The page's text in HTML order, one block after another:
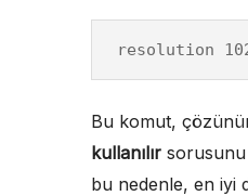
resolution
Bu komut,
kullanılır sorusunu
bu nedenle, en iyi